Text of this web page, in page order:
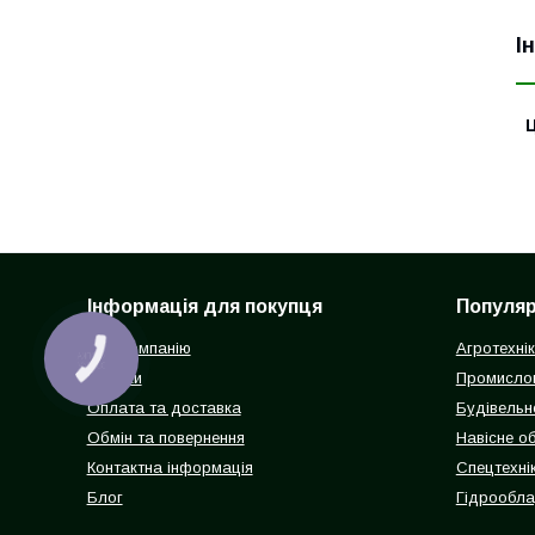
Інформація для покупця
Про компанію
Відгуки
Оплата та доставка
Обмін та повернення
Контактна інформація
Блог
Навісне
КНОПКА
ЗВ'ЯЗКУ